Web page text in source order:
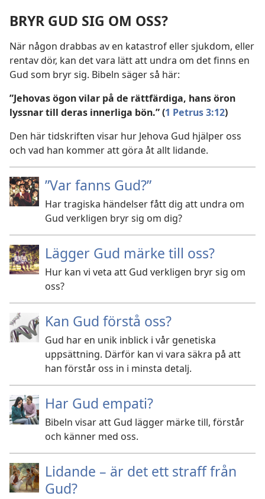
BRYR GUD SIG OM OSS?
När någon drabbas av en katastrof eller sjukdom, eller
rentav dör, kan det vara lätt att undra om det finns en
Gud som bryr sig. Bibeln säger så här:
”Jehovas ögon vilar på de rättfärdiga, hans öron
lyssnar till deras innerliga bön.” (1 Petrus 3:12)
Den här tidskriften visar hur Jehova Gud hjälper oss
och vad han kommer att göra åt allt lidande.
”Var fanns Gud?”
Har tragiska händelser fått dig att undra om
Gud verkligen bryr sig om dig?
Lägger Gud märke till oss?
Hur kan vi veta att Gud verkligen bryr sig om
oss?
Kan Gud förstå oss?
Gud har en unik inblick i vår genetiska
uppsättning. Därför kan vi vara säkra på att
han förstår oss in i minsta detalj.
Har Gud empati?
Bibeln visar att Gud lägger märke till, förstår
och känner med oss.
Lidande – är det ett straff från
Gud?